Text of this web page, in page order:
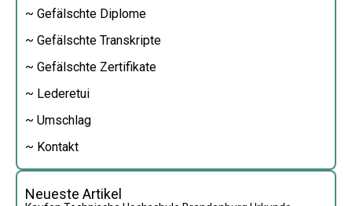
~ Gefälschte Diplome
~ Gefälschte Transkripte
~ Gefälschte Zertifikate
~ Lederetui
~ Umschlag
~ Kontakt
Neueste Artikel